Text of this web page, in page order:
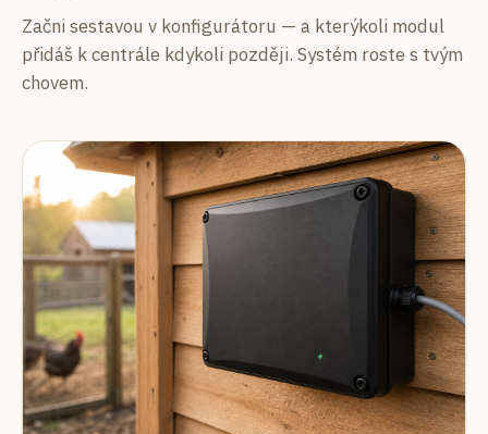
Začni sestavou v konfigurátoru — a kterýkoli modul
přidáš k centrále kdykoli později. Systém roste s tvým
chovem.